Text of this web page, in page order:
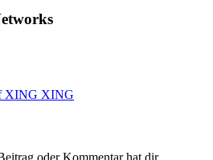
XING
oder Kommentar hat dir